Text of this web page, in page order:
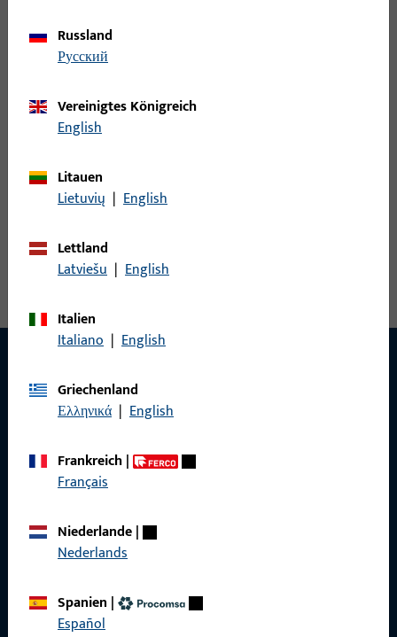
Downloads
Laden Sie hier Kataloge und Broschüren
KONTAKT
Wir helfen Ihnen gern!
Haben Sie Fragen oder wünschen Sie persönliche Beratung?
zuverlässig.
Russland
русский
Vereinigtes Königreich
English
Litauen
Lietuvių | English
Lettland
Latviešu | English
Italien
Italiano | English
Griechenland
Ελληνικά | English
Frankreich|
Français
Niederlande|
Nederlands
Spanien |
Español